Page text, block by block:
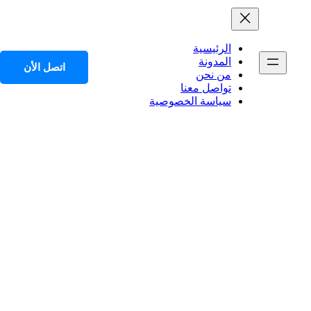
الرئيسية
المدونة
من نحن
تواصل معنا
سياسة الخصوصية
اتصل الأن